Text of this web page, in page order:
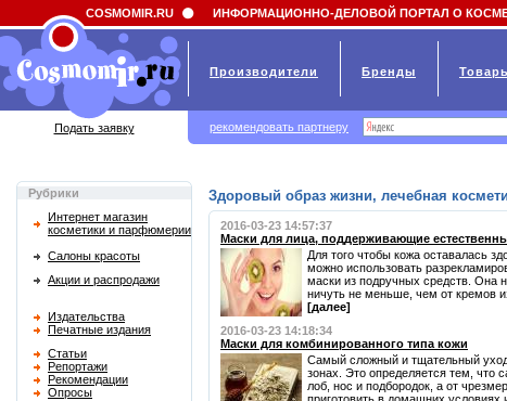
Field 'news_title' doesn't have a default value
Рубрики
Интернет магазин
косметики и парфюмерии
Салоны красоты
Акции и распродажи
Издательства
Печатные издания
Статьи
Репортажи
Рекомендации
Опросы
Здоровый образ жизни, лечебная
2016-03-23 14:57:37
Маски для лица, поддерживающие
Для того чтобы кожа оставалась
можно использовать
маски из подручных средств. Она
ничуть не меньше, чем от кремов
[далее]
2016-03-23 14:18:34
Маски для комбинированного типа кожи
Самый сложный и тщательный уход
зонах. Это определяется тем, что
лоб, нос и подбородок, а от
COSMOMIR.RU ИНФОРМАЦИОННО-ДЕЛОВОЙ ПОРТАЛ О
Производители Бренды
Подать заявку рекомендовать партнеру